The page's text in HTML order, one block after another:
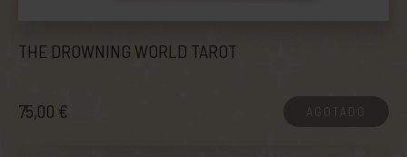
THE DROWNING WORLD TAROT
75,00 € AGOTADO